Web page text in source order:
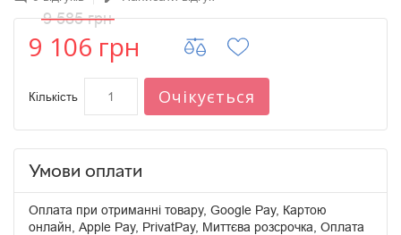
9 585 грн
9 106 грн
Кількість Очікується
Умови оплати
Оплата при отриманні товару, Google Pay, Картою
онлайн, Apple Pay, PrivatPay, Миттєва розсрочка, Оплата